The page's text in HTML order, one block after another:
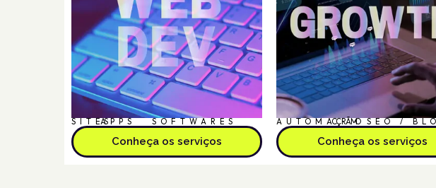
SITESAPPS SOFTWARES
Conheça os serviços
AUTOMAÇÃO
CRM SEO /
Conheça os serviços